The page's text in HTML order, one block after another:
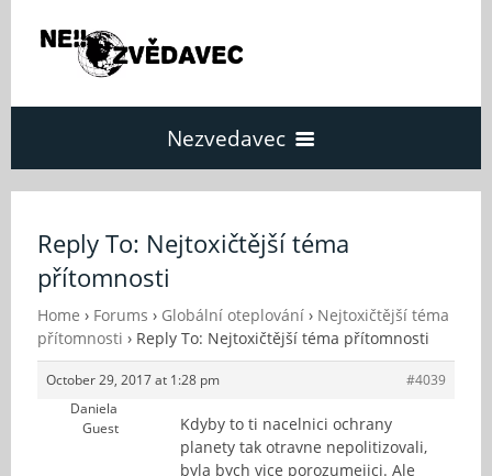
Nezvedavec
O Nezvědavci
Kontakt
Reply To: Nejtoxičtější téma
přítomnosti
Home › Forums › Globální oteplování › Nejtoxičtější téma
přítomnosti › Reply To: Nejtoxičtější téma přítomnosti
October 29, 2017 at 1:28 pm
#4039
Daniela
Guest
Kdyby to ti nacelnici ochrany
planety tak otravne nepolitizovali,
byla bych vice porozumejici. Ale